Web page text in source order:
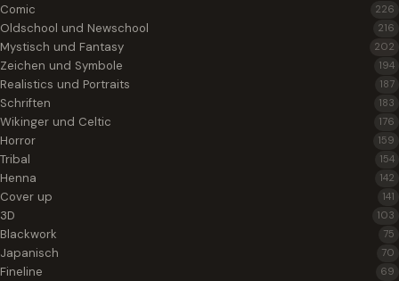
Comic 226
Oldschool und Newschool 216
Mystisch und Fantasy 202
Zeichen und Symbole 194
Realistics und Portraits 187
Schriften 183
Wikinger und Celtic 176
Horror 159
Tribal 154
Henna 142
Cover up 141
3D 103
Blackwork 75
Japanisch 70
Fineline 69